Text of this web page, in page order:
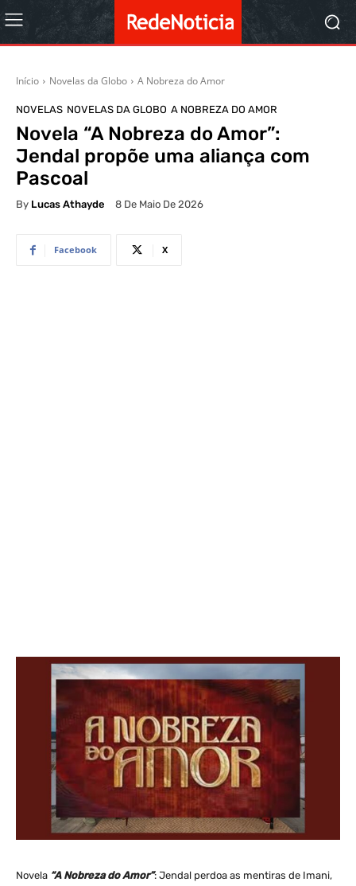
Início Novelas da Globo A Nobreza do Amor
NOVELAS NOVELAS DA GLOBO A NOBREZA DO AMOR
Novela “A Nobreza do Amor”:
Jendal propõe uma aliança com
Pascoal
By Lucas Athayde 8 De Maio De 2026
Facebook X
Novela “A Nobreza do Amor”: Jendal perdoa as mentiras de Imani,